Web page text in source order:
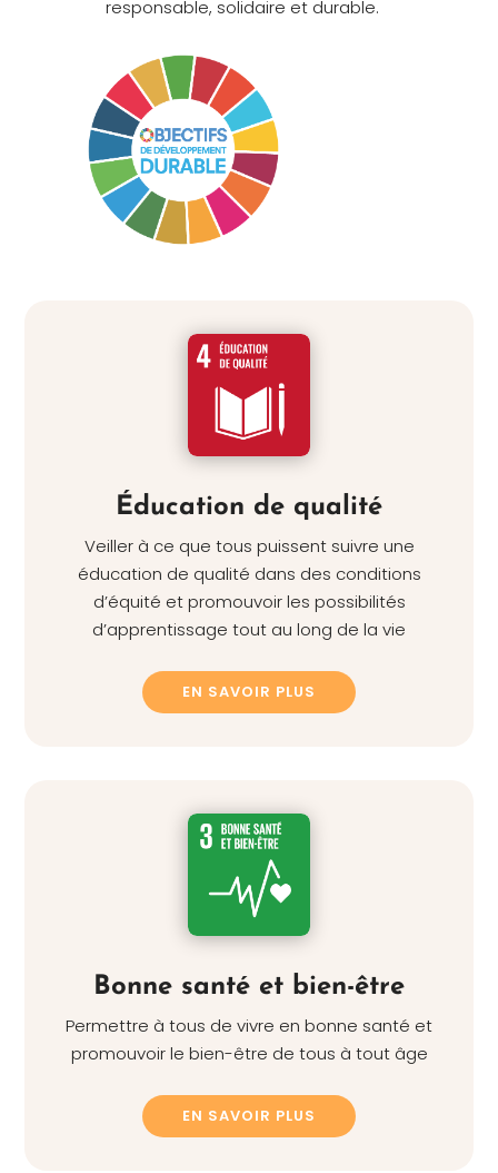
quotidien et reçoivent des soins et un suivi continu. .
Au terme de leur séjour au CATE, les enfants sont
réinsérés dans leur famille d’origine ou dans une
famille d’accueil selon les conditions de vie et les
possibilités existantes.
Formation et insertion socio-professionnelle
Afin d’assurer un suivi en continu et leur offrir une
d’une durée d’environ 4 ans, permettent de voir une
montée de compétences des jeunes et de leur
donner les balises nécessaires pour affronter leur vie
jeunes sont suivis au niveau de l’insertion socio-
responsable, solidaire et durable.
Éducation de qualité
Veiller à ce que tous puissent suivre une
éducation de qualité dans des conditions
d’équité et promouvoir les possibilités
d’apprentissage tout au long de la vie
EN SAVOIR PLUS
Bonne santé et bien-être
Permettre à tous de vivre en bonne santé et
promouvoir le bien-être de tous à tout âge
EN SAVOIR PLUS